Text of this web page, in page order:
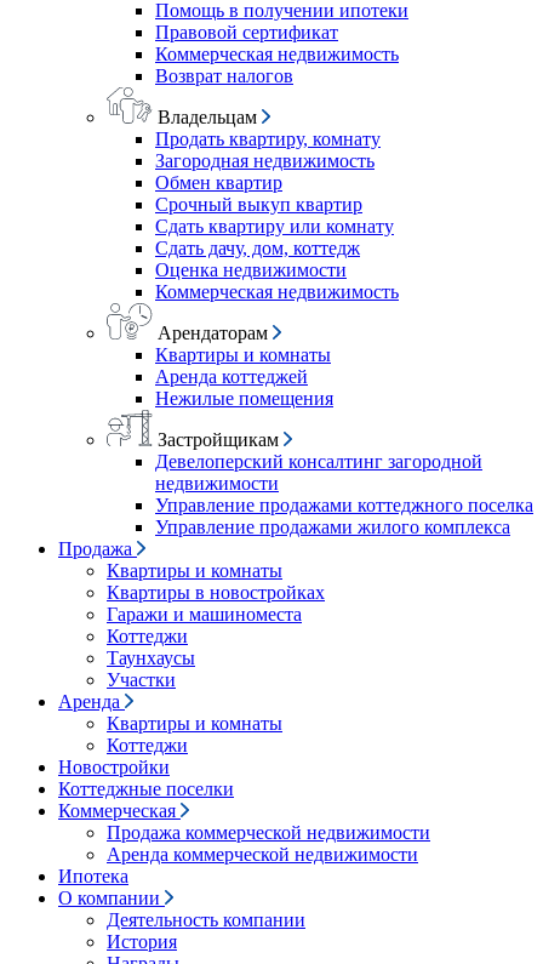
Помощь в получении ипотеки
Правовой сертификат
Коммерческая недвижимость
Возврат налогов
Владельцам
Продать квартиру, комнату
Загородная недвижимость
Обмен квартир
Срочный выкуп квартир
Сдать квартиру или комнату
Сдать дачу, дом, коттедж
Оценка недвижимости
Коммерческая недвижимость
Арендаторам
Квартиры и комнаты
Аренда коттеджей
Нежилые помещения
Застройщикам
Девелоперский консалтинг загородной
недвижимости
Управление продажами коттеджного поселка
Управление продажами жилого комплекса
Продажа
Квартиры и комнаты
Квартиры в новостройках
Гаражи и машиноместа
Коттеджи
Таунхаусы
Участки
Аренда
Квартиры и комнаты
Коттеджи
Новостройки
Коттеджные поселки
Коммерческая
Продажа коммерческой недвижимости
Аренда коммерческой недвижимости
Ипотека
О компании
Деятельность компании
История